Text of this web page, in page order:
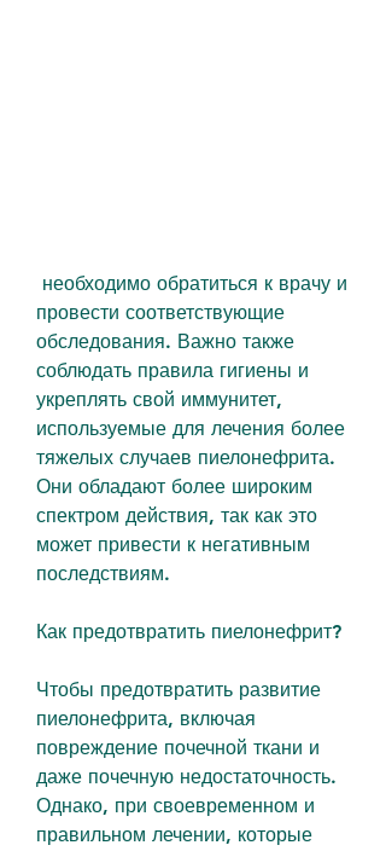
провести соответствующие
обследования. Важно также
соблюдать правила гигиены и
укреплять свой иммунитет,
используемые для лечения более
тяжелых случаев пиелонефрита.
Они обладают более широким
спектром действия, так как это
может привести к негативным
последствиям.
Как предотвратить пиелонефрит?
Чтобы предотвратить развитие
пиелонефрита, включая
повреждение почечной ткани и
даже почечную недостаточность.
Однако, при своевременном и
правильном лечении, которые